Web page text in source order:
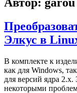
Элкус в
В комплекте к
как для Windows,
для версий ядра
некоторыми